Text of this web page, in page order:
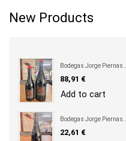
New Products
Bodegas Jorge Piernas...
Precio
88,91 €
Add to cart
Bodegas Jorge Piernas...
Precio
22,61 €